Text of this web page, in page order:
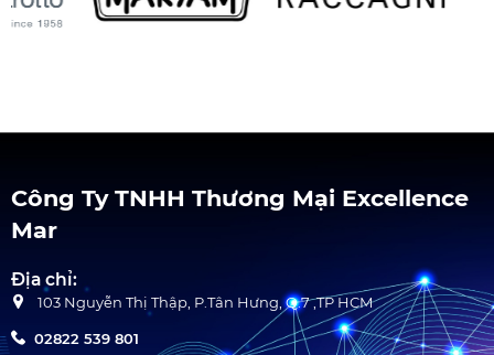
Công Ty TNHH Thương Mại Excellence
Mar
Địa chỉ:
103 Nguyễn Thị Thập, P.Tân Hưng, Q.7 ,TP HCM
02822 539 801